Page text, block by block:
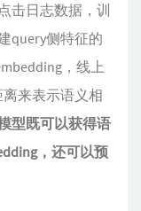
击日志数据，训
query侧特征的
，线上
来表示语义相
型既可以获得语
，还可以预